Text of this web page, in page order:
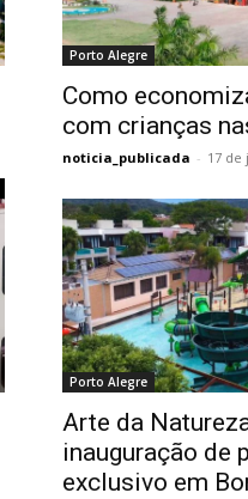
Porto Alegre
Como
com crianças
noticia_publicada - 17 de
Porto Alegre
Arte da
inauguração de
exclusivo em